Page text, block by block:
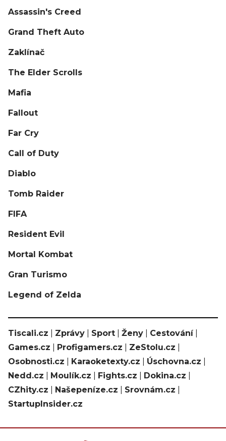
Assassin's Creed
Grand Theft Auto
Zaklínač
The Elder Scrolls
Mafia
Fallout
Far Cry
Call of Duty
Diablo
Tomb Raider
FIFA
Resident Evil
Mortal Kombat
Gran Turismo
Legend of Zelda
Tiscali.cz Zprávy Sport Ženy Cestování|
Games.cz
Profigamers.cz ZeStolu.cz
Osobnosti.cz
Karaoketexty.cz Úschovna.cz
Nedd.cz
Moulík.cz Fights.cz Dokina.cz
CZhity.cz
Našepeníze.cz Srovnám.cz
StartupInsider.cz